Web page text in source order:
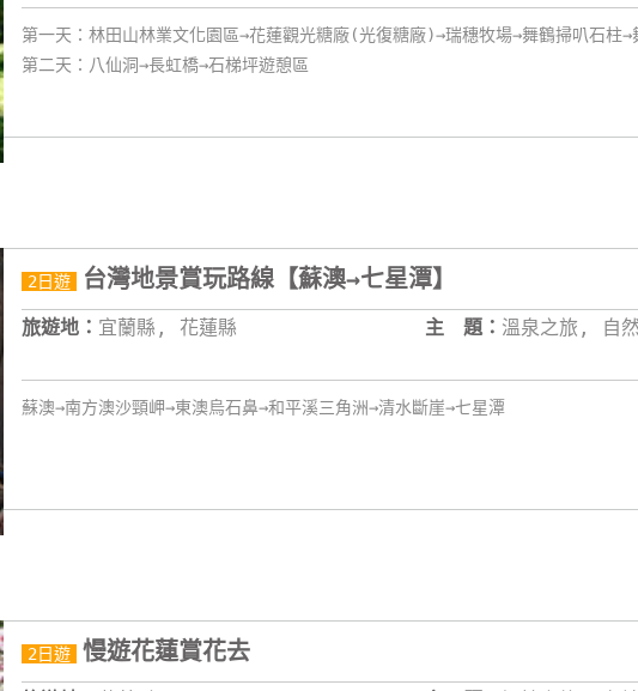
第一天：林田山林業文化園區→花蓮觀光糖廠(光復糖廠)→瑞穗牧場→舞鶴掃叭石柱→
第二天：八仙洞→長虹橋→石梯坪遊憩區
2日遊 台灣地景賞玩路線【蘇澳→七星潭】
旅遊地： 宜蘭縣, 花蓮縣 主 題： 溫泉之旅, 自
蘇澳→南方澳沙頸岬→東澳烏石鼻→和平溪三角洲→清水斷崖→七星潭
2日遊 慢遊花蓮賞花去